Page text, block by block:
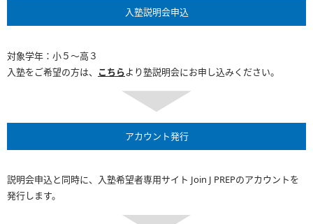
入塾説明会申込
対象学年：小５～高３
入塾をご希望の方は、
こちらより塾説明会にお申し込みください。
アカウント発行
説明会申込と同時に、入塾希望者専用サイト Join J PREPのアカウントを
発行します。